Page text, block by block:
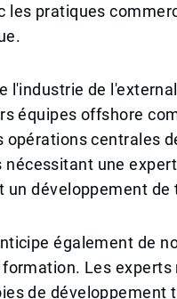
les pratiques
l'industrie de
équipes offshore
opérations centrales
nécessitant une
développement de
également de
Les
de